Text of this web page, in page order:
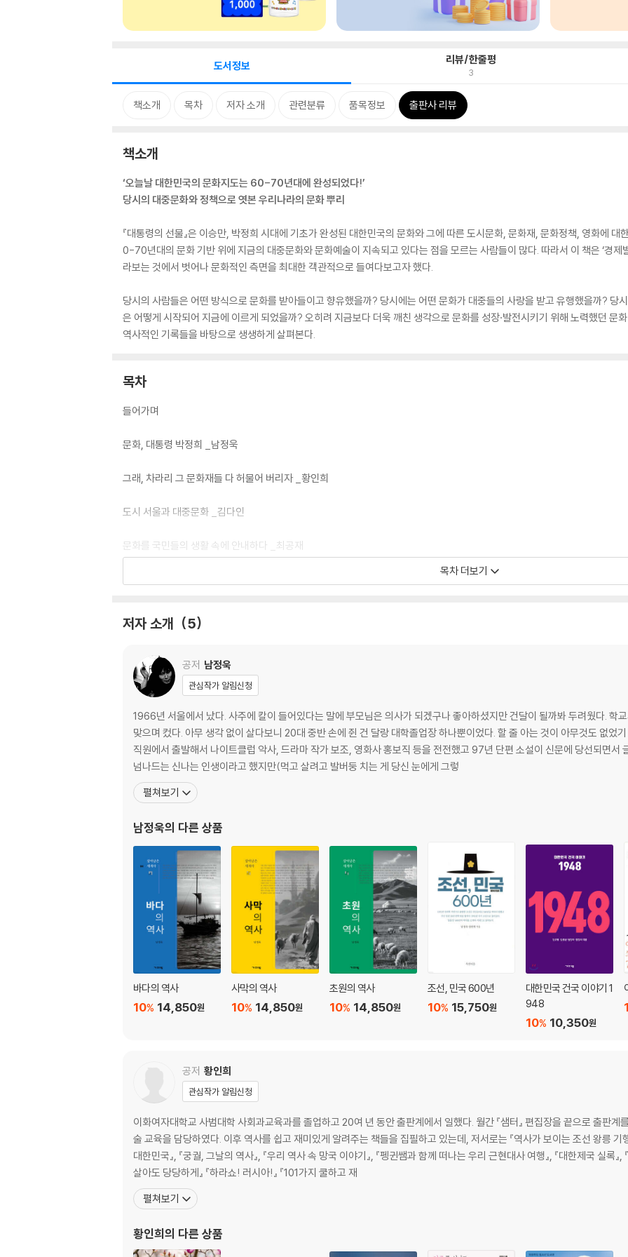
도서정보 리뷰/한줄평
3
책소개 목차 저자 소개 관련분류 품목정보 출판사 리뷰
책소개
‘오늘날 대한민국의 문화지도는 60-70년대에 완성되었다!’
당시의 대중문화와 정책으로 엿본 우리나라의 문화 뿌리
『대통령의 선물』은 이승만, 박정희 시대에 기초가 완성된 대한민국의 문화와 그에 따른 도시문화, 문화재, 문화정책, 영화에
0-70년대의 문화 기반 위에 지금의 대중문화와 문화예술이 지속되고 있다는 점을 모르는 사람들이 많다. 따라서 이 책은 ‘경제
라보는 것에서 벗어나 문화적인 측면을 최대한 객관적으로 들여다보고자 했다.
당시의 사람들은 어떤 방식으로 문화를 받아들이고 향유했을까? 당시에는 어떤 문화가 대중들의 사랑을 받고 유행했을까? 당
은 어떻게 시작되어 지금에 이르게 되었을까? 오히려 지금보다 더욱 깨친 생각으로 문화를 성장·발전시키기 위해 노력했던 문
역사적인 기록들을 바탕으로 생생하게 살펴본다.
목차
들어가며
문화, 대통령 박정희 _남정욱
그래, 차라리 그 문화재들 다 허물어 버리자 _황인희
도시 서울과 대중문화 _김다인
문화를 국민들의 생활 속에 안내하다 _최공재
목차 더보기
저자 소개 5
공저 남정욱
관심작가 알림신청
1966년 서울에서 났다. 사주에 칼이 들어있다는 말에 부모님은 의사가 되겠구나 좋아하셨지만 건달이 될까봐 두려웠다. 학
맞으며 컸다. 아무 생각 없이 살다보니 20대 중반 손에 쥔 건 달랑 대학졸업장 하나뿐이었다. 할 줄 아는 것이 아무것도 없었
직원에서 출발해서 나이트클럽 악사, 드라마 작가 보조, 영화사 홍보직 등을 전전했고 97년 단편 소설이 신문에 당선되면서
넘나드는 신나는 인생이라고 했지만(먹고 살려고 발버둥 치는 게 당신 눈에게 그렇
펼쳐보기
남정욱의 다른 상품
바다의 역사
14,850원
10%
사막의 역사
14,850원
10%
초원의 역사
14,850원
10%
조선, 민국 600년
15,750원
10%
대한민국 건국 이야기 1
948
10,350원
10%
공저 황인희
관심작가 알림신청
이화여자대학교 사범대학 사회과교육과를 졸업하고 20여 년 동안 출판계에서 일했다. 월간 『샘터』 편집장을 끝으로 출판
술 교육을 담당하였다. 이후 역사를 쉽고 재미있게 알려주는 책들을 집필하고 있는데, 저서로는 『역사가 보이는 조선 왕릉 기행
대한민국』, 『궁궐, 그날의 역사』, 『우리 역사 속 망국 이야기』, 『펭귄쌤과 함께 떠나는 우리 근현대사 여행』, 『대한제국 실록』,
살아도 당당하게』 『하라쇼! 러시아!』 『101가지 쿨하고 재
펼쳐보기
황인희의 다른 상품